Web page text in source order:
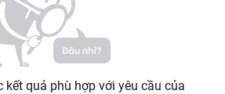
kết quả phù hợp với yêu cầu của